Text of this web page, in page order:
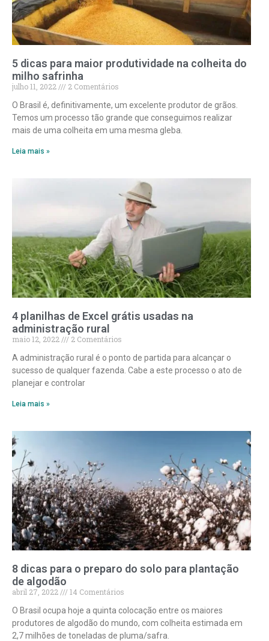
5 dicas para maior produtividade na colheita do
milho safrinha
julho 11, 2022
2 Comentários
O Brasil é, definitivamente, um excelente produtor de grãos.
Temos um processo tão grande que conseguimos realizar
mais de uma colheita em uma mesma gleba.
Leia mais »
4 planilhas de Excel grátis usadas na
administração rural
maio 12, 2022
2 Comentários
A administração rural é o ponto de partida para alcançar o
sucesso de qualquer fazenda. Cabe a este processo o ato de
planejar e controlar
Leia mais »
8 dicas para o preparo do solo para plantação
de algodão
abril 27, 2022
14 Comentários
O Brasil ocupa hoje a quinta colocação entre os maiores
produtores de algodão do mundo, com colheita estimada em
2,7 milhões de toneladas de pluma/safra.